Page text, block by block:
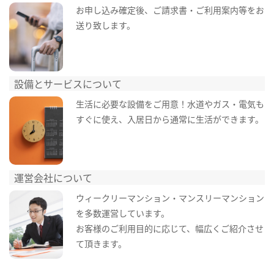
お申し込み確定後、ご請求書・ご利用案内等をお
送り致します。
設備とサービスについて
生活に必要な設備をご用意！水道やガス・電気も
すぐに使え、入居日から通常に生活ができます。
運営会社について
ウィークリーマンション・マンスリーマンション
を多数運営しています。
お客様のご利用目的に応じて、幅広くご紹介させ
て頂きます。